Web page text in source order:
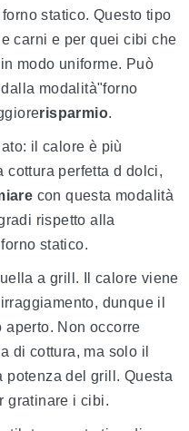
statico. Questo tipo
carni e per quei cibi che
modo uniforme. Può
modalità"forno
risparmio.
il calore è più
cottura perfetta d dolci,
con questa modalità
rispetto alla
statico.
a grill. Il calore viene
dunque il
Non occorre
di cottura, ma solo il
potenza del grill. Questa
gratinare i cibi.